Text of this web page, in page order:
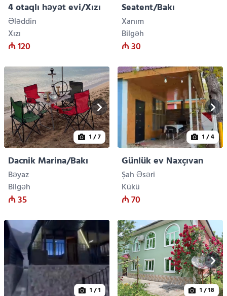
4 otaqlı həyət evi/Xızı
Ələddin
Xızı
₼ 120
Seatent/Bakı
Xanım
Bilgəh
₼ 30
1 / 7
Dacnik Marina/Bakı
Bəyaz
Bilgəh
₼ 35
1 / 4
Günlük ev Naxçıvan
Şah Əsəri
Kükü
₼ 70
1 / 1 1 / 18